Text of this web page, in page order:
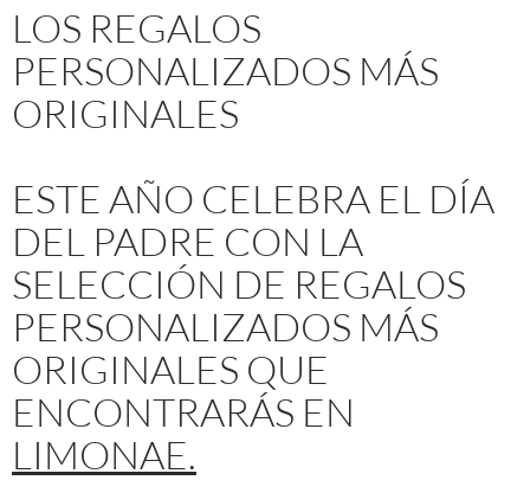
LOS REGALOS
PERSONALIZADOS MÁS
ORIGINALES
ESTE AÑO CELEBRA EL DÍA
DEL PADRE CON LA
SELECCIÓN DE REGALOS
PERSONALIZADOS MÁS
ORIGINALES QUE
ENCONTRARÁS EN
LIMONAE.